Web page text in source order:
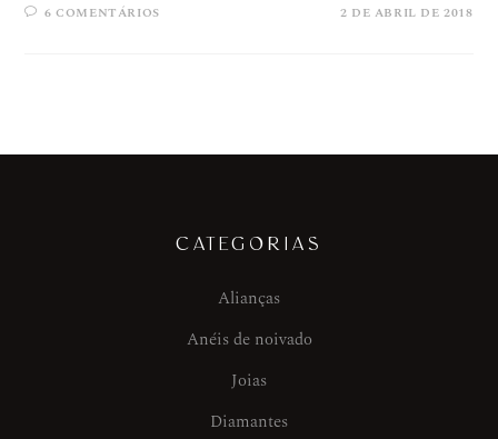
6 COMENTÁRIOS 2 DE ABRIL DE 2018
CATEGORIAS
Alianças
Anéis de noivado
Joias
Diamantes